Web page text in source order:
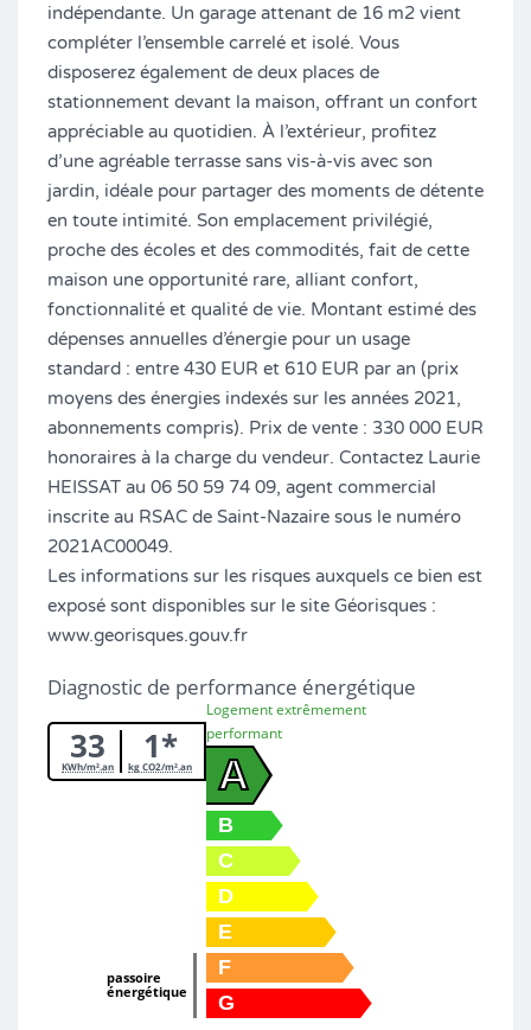
indépendante. Un garage attenant de 16 m2 vient
compléter l’ensemble carrelé et isolé. Vous
disposerez également de deux places de
stationnement devant la maison, offrant un confort
appréciable au quotidien. À l’extérieur, profitez
d’une agréable terrasse sans vis-à-vis avec son
jardin, idéale pour partager des moments de détente
en toute intimité. Son emplacement privilégié,
proche des écoles et des commodités, fait de cette
maison une opportunité rare, alliant confort,
fonctionnalité et qualité de vie. Montant estimé des
dépenses annuelles d’énergie pour un usage
standard : entre 430 EUR et 610 EUR par an (prix
moyens des énergies indexés sur les années 2021,
abonnements compris). Prix de vente : 330 000 EUR
honoraires à la charge du vendeur. Contactez Laurie
HEISSAT au 06 50 59 74 09, agent commercial
inscrite au RSAC de Saint-Nazaire sous le numéro
2021AC00049.
Les informations sur les risques auxquels ce bien est
exposé sont disponibles sur le site Géorisques :
www.georisques.gouv.fr
Diagnostic de performance énergétique
33
KWh/m².an 1*
kg CO2/m².an
Logement extrêmement
performant
A
B
C
D
E
passoire
énergétique
F
G